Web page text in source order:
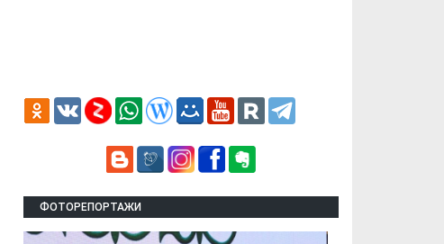
ФОТОРЕПОРТАЖИ